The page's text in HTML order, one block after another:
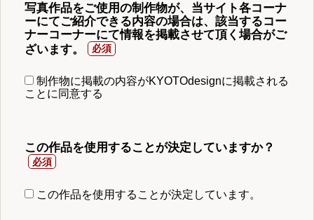
写真作品をご使用の制作物が、当サイト各コーナ
ーにてご紹介できる内容の場合は、該当するコー
ナーコーナーにて情報を掲載させて頂く場合がご
ざいます。
制作物に掲載の内容がKYOTOdesignに掲載される
ことに同意する
この作品を使用することが決定していますか？
この作品を使用することが決定しています。